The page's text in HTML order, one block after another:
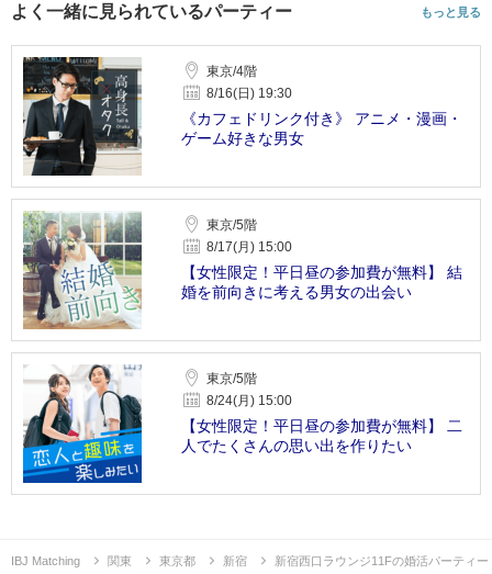
よく一緒に見られているパーティー もっと見る
東京/4階
8/16(日) 19:30
《カフェドリンク付き》 アニメ・漫画・
ゲーム好きな男女
東京/5階
8/17(月) 15:00
【女性限定！平日昼の参加費が無料】 結
婚を前向きに考える男女の出会い
東京/5階
8/24(月) 15:00
【女性限定！平日昼の参加費が無料】 二
人でたくさんの思い出を作りたい
IBJ Matching 関東 東京都 新宿 新宿西口ラウンジ11Fの婚活パーティー